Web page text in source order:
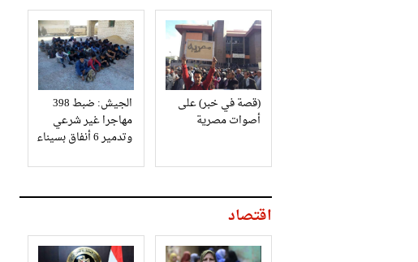
(قصة في خبر) على
أصوات مصرية
الجيش: ضبط 398
مهاجرا غير شرعي
وتدمير 6 أنفاق بسيناء
اقتصاد